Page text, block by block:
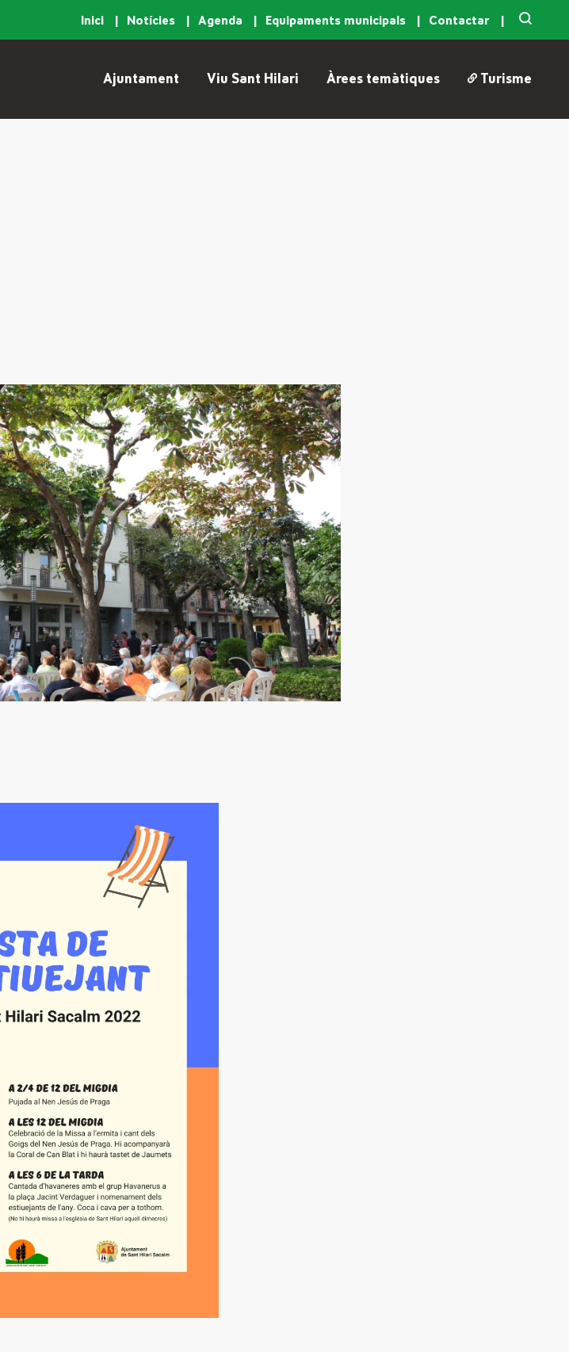
Inici Notícies Agenda Equipaments municipals Contactar
Ajuntament Viu Sant Hilari Àrees temàtiques Turisme